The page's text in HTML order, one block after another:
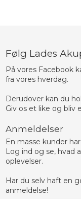
Følg Lades
På vores Facebook
fra vores hverdag.
​Derudover kan du
​Giv os et like og bliv
Anmeldelser
En masse kunder
Log ind og se, hvad
oplevelser.
Har du selv haft en
anmeldelse!​